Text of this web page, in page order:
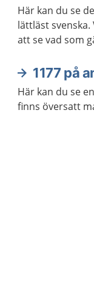
Här kan du se
lättläst
att se vad som
1177 på
Här kan du se
finns översatt